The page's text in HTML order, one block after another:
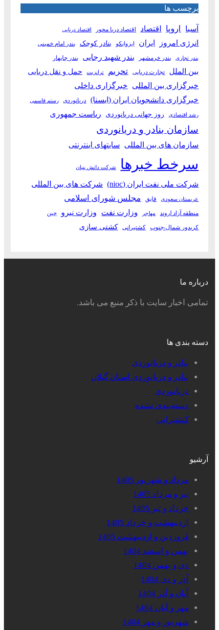
برچسب ها
آسیا اروپا اقتصاد اقتصاد دریا محور اقتصاد دریایی
انرژی امروز ایران ایزوایکو بنادر کوچک بندر امام خمینی
بندر تجاری بندر خرمشهر بندر شهید رجایی بندر چابهار
بین الملل تجارت دریایی تحریم ترانزیت حمل و نقل دریایی
خبرگزاری بین المللی خبرگزاری داخلی
خبرگزاری دانشجویان ایران (ایسنا)
دریانوردی رستم قاسمی
رشد اقتصادی روز جهانی دریانوردی ریاست جمهوری
سازمان بنادر و دریانوردی
سازمان های بین المللی سایتهای اینترنتی
سرخط خبرها شرکت دانش بنیان
شرکت ملی نفت ایران (nioc) شرکت های بین المللی
عربستان سعودی قایق مجلس شورای اسلامی
منطقه آزاد اروند مهاجر وزارت نفت وزارت نیرو چین
کریدور شمال-جنوب کشتیرانی کشتی سازی
درباره ما
تمامی اخبار سایت با ذکر منبع می باشد.
دسته بندی ها
بنادر و دریانوردی
بنادر و دریانوردی استان گیلان
دریانوردی
دسته‌بندی نشده
کشتیرانی
آرشیو
مرداد و شهریور 1405
تیر و مرداد 1405
خرداد و تیر 1405
اردیبهشت و خرداد 1405
فروردین و اردیبهشت 1405
بهمن و اسفند 1404
دی و بهمن 1404
آذر و دی 1404
آبان و آذر 1404
مهر و آبان 1404
شهریور و مهر 1404